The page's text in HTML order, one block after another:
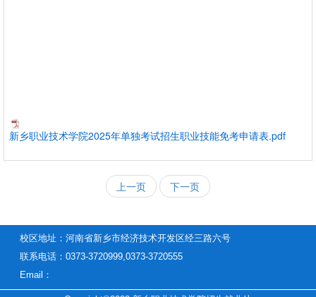
新乡职业技术学院2025年单独考试招生职业技能免考申请表.pdf
上一页 下一页
校区地址：河南省新乡市经济技术开发区经三路六号
联系电话：0373-3720999,0373-3720555
Email：